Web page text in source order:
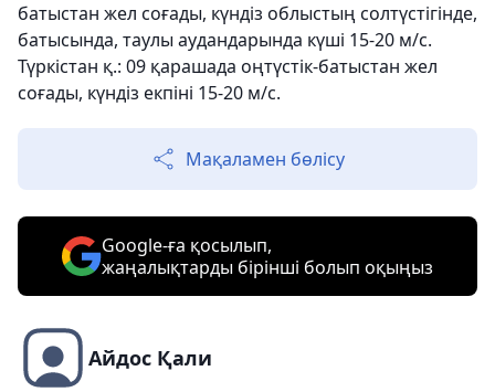
батыстан жел соғады, күндіз облыстың солтүстігінде,
батысында, таулы аудандарында күші 15-20 м/с.
Түркістан қ.: 09 қарашада оңтүстік-батыстан жел
соғады, күндіз екпіні 15-20 м/с.
Мақаламен бөлісу
Google-ға қосылып,
жаңалықтарды бірінші болып оқыңыз
Айдос Қали